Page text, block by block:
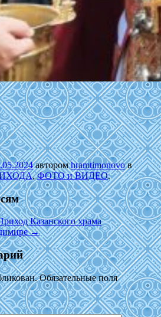
авторомhramtimonovoв
,ФОТО и ВИДЕО.
Казанского храма
→
Обязательные поля